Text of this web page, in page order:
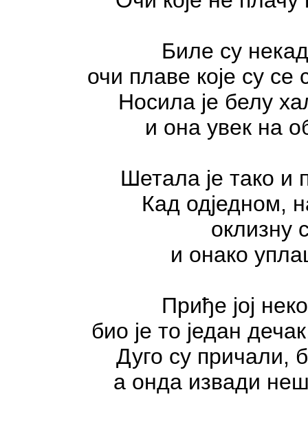
Биле су
очи плаве које су се
Носила је белу
и она увек на
Шетала је тако и
Кад одједном,
оклизну
и онако
Приђе јој
био је то један
Дуго су причали,
а онда извади